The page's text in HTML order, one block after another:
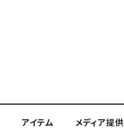
アイテム メディア提供